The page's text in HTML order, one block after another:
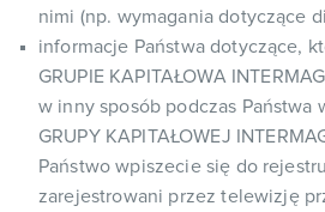
nimi (np. wymagania dotyczące
informacje Państwa dotyczące,
GRUPIE KAPITAŁOWA
w inny sposób podczas Państwa
GRUPY KAPITAŁOWEJ
Państwo wpiszecie się do
zarejestrowani przez telewizję